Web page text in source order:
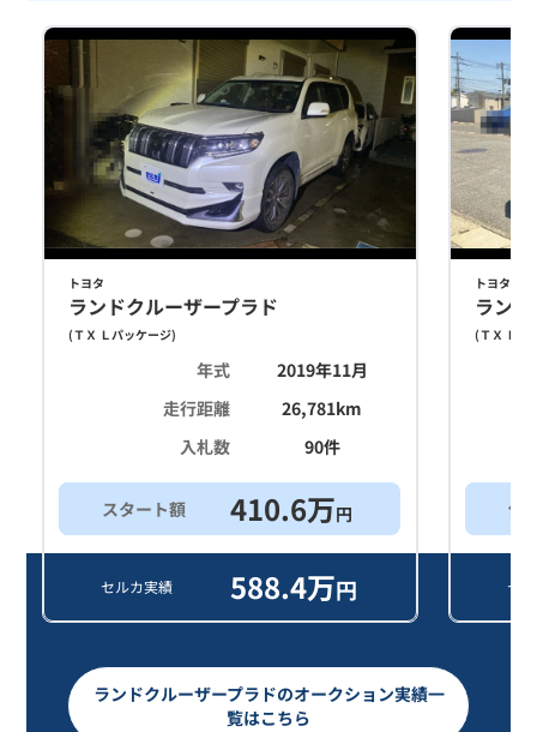
トヨタ
ランドクルーザープラド
(ＴＸ Ｌパッケージ)
年式
2019年11月
走行距離
26,781km
入札数
90件
スタート額 410.6万円
セルカ実績 588.4万円
トヨタ
ラン
(ＴＸ Ｌパ
他
セ
ランドクルーザープラドのオークション実績一
覧はこちら